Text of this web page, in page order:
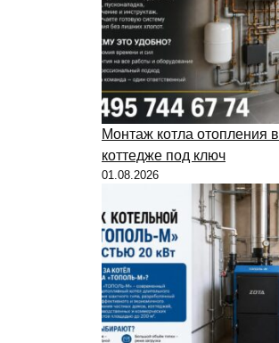
Монтаж котла отопления в
коттедже под ключ
01.08.2026